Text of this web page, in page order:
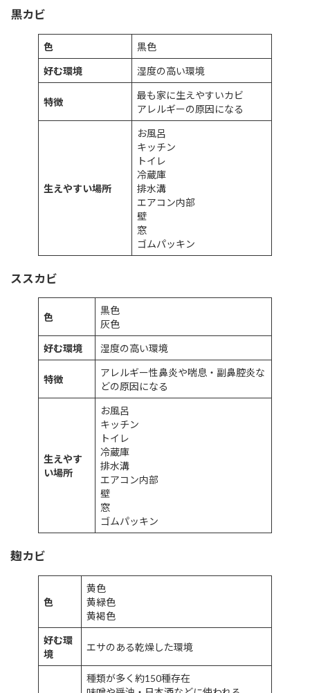
黒カビ
色 黒色
好む環境 湿度の高い環境
特徴
最も家に生えやすいカビ
アレルギーの原因になる
生えやすい場所
お風呂
キッチン
トイレ
冷蔵庫
排水溝
エアコン内部
壁
窓
ゴムパッキン
ススカビ
色
黒色
灰色
好む環境 湿度の高い環境
特徴
アレルギー性鼻炎や喘息・副鼻腔炎な
どの原因になる
生えやす
い場所
お風呂
キッチン
トイレ
冷蔵庫
排水溝
エアコン内部
壁
窓
ゴムパッキン
麹カビ
色
黄色
黄緑色
黄褐色
好む環
境
エサのある乾燥した環境
種類が多く約150種存在